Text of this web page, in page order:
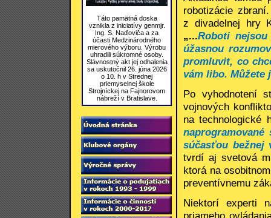
Táto pamätná doska
vznikla z iniciatívy genmjr.
Ing. S. Naďoviča a za
účasti Medzinárodného
mierového výboru. Výrobu
uhradili súkromné osoby.
Slávnostný akt jej odhalenia
sa uskutočnil 26. júna 2026
o 10. h v Strednej
priemyselnej škole
Strojníckej na Fajnorovom
nábreží v Bratislave.
robotizácie
z divadelnej hry
„...Roboti
úžasnou
promluvit, co
vám libo. Můžete
Po vyhodnotení
vojnových
na technologické
súčasťou
tvrdí aj svetová
ktorá na
preventívnemu
Niektorí experti